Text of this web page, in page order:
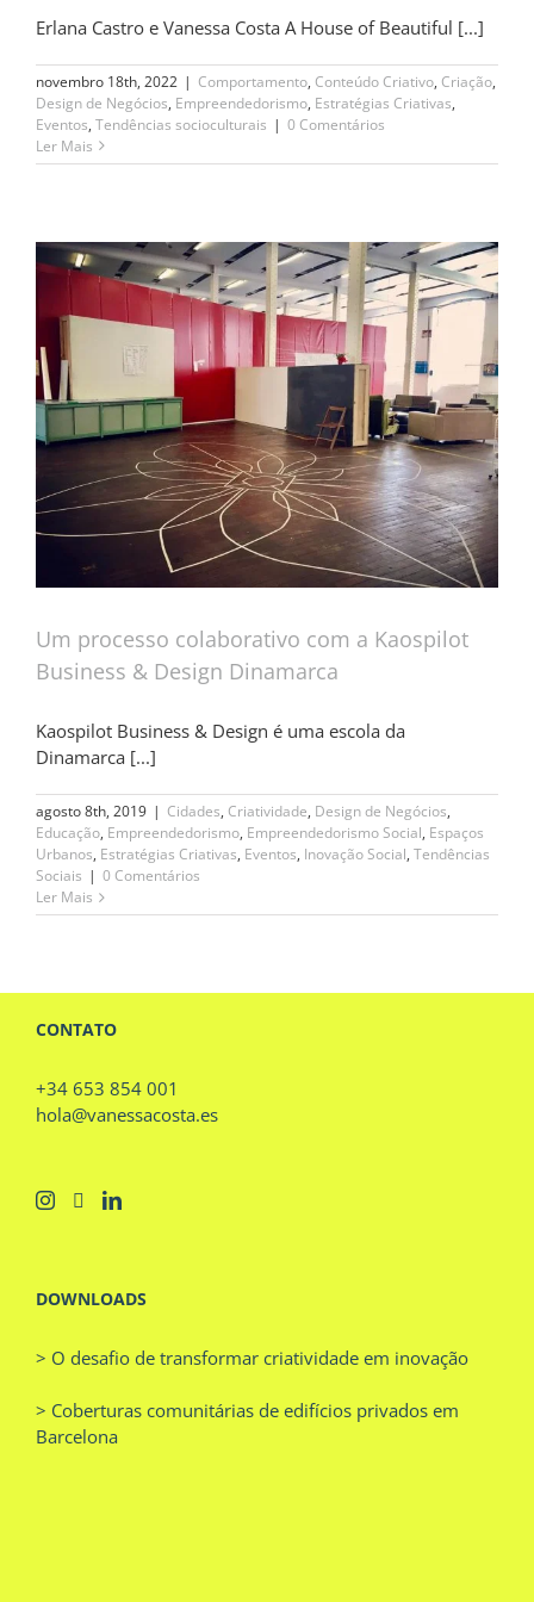
Erlana Castro e Vanessa Costa A House of Beautiful [...]
novembro 18th, 2022 | Comportamento, Conteúdo Criativo, Criação,
Design de Negócios, Empreendedorismo, Estratégias Criativas,
Eventos, Tendências socioculturais | 0 Comentários
Ler Mais
Um processo colaborativo com a Kaospilot
Business & Design Dinamarca
Kaospilot Business & Design é uma escola da
Dinamarca [...]
agosto 8th, 2019 | Cidades, Criatividade, Design de Negócios,
Educação, Empreendedorismo, Empreendedorismo Social, Espaços
Urbanos, Estratégias Criativas, Eventos, Inovação Social, Tendências
Sociais | 0 Comentários
Ler Mais
CONTATO
+34 653 854 001
hola@vanessacosta.es
DOWNLOADS
> O desafio de transformar criatividade em inovação
> Coberturas comunitárias de edifícios privados em
Barcelona